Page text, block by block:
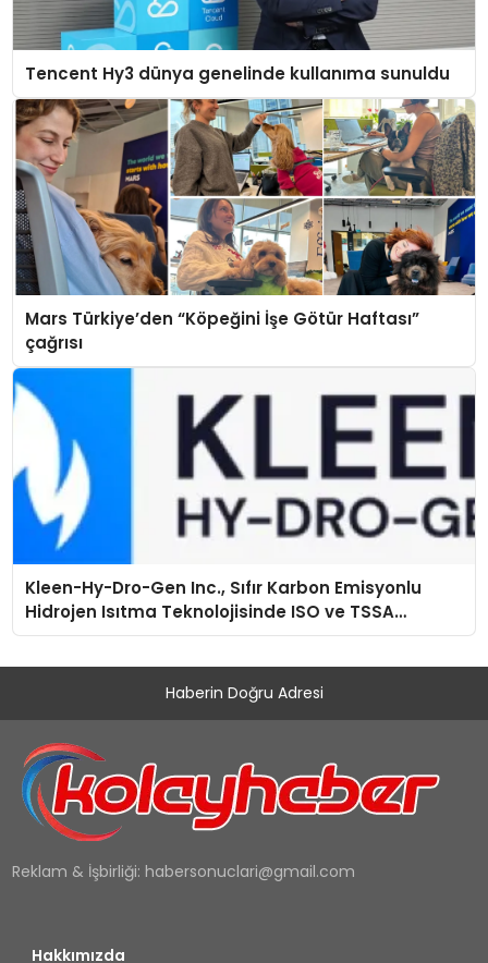
Tencent Hy3 dünya genelinde kullanıma sunuldu
Mars Türkiye’den “Köpeğini İşe Götür Haftası”
çağrısı
Kleen-Hy-Dro-Gen Inc., Sıfır Karbon Emisyonlu
Hidrojen Isıtma Teknolojisinde ISO ve TSSA
Düzenleyici Onaylarını Aldı
Haberin Doğru Adresi
Reklam & İşbirliği: habersonuclari@gmail.com
Hakkımızda